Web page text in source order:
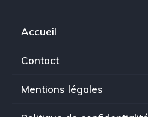
Accueil
Contact
Mentions légales